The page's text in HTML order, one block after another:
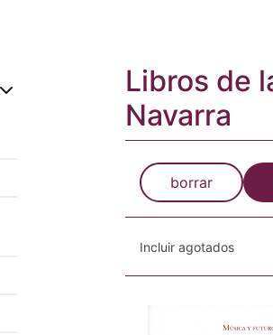
Libros de
Navarra
borrar
Incluir agotados